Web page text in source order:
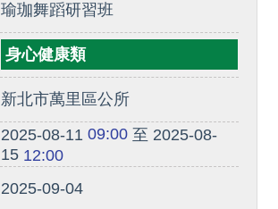
瑜珈舞蹈研習班
身心健康類
新北市萬里區公所
2025-08-11 09:00至 2025-08-
1512:00
2025-09-04